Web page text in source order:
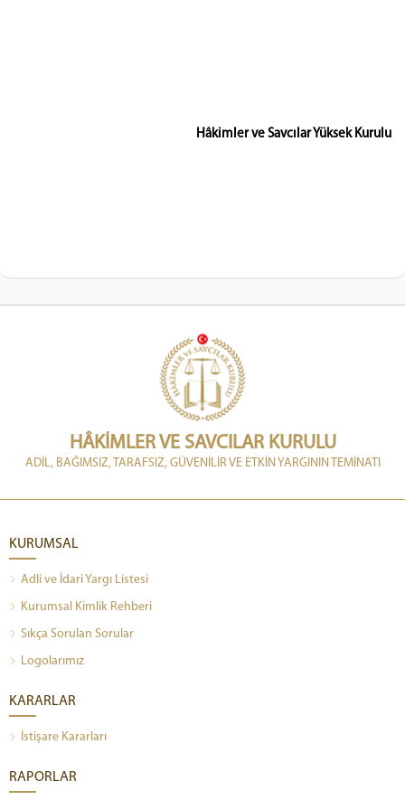
Hâkimler ve Savcılar Yüksek Kurulu
HÂKİMLER VE SAVCILAR KURULU
ADİL, BAĞIMSIZ, TARAFSIZ, GÜVENİLİR VE ETKİN YARGININ TEMİNATI
KURUMSAL
Adli ve İdari Yargı Listesi
Kurumsal Kimlik Rehberi
Sıkça Sorulan Sorular
Logolarımız
KARARLAR
İstişare Kararları
RAPORLAR